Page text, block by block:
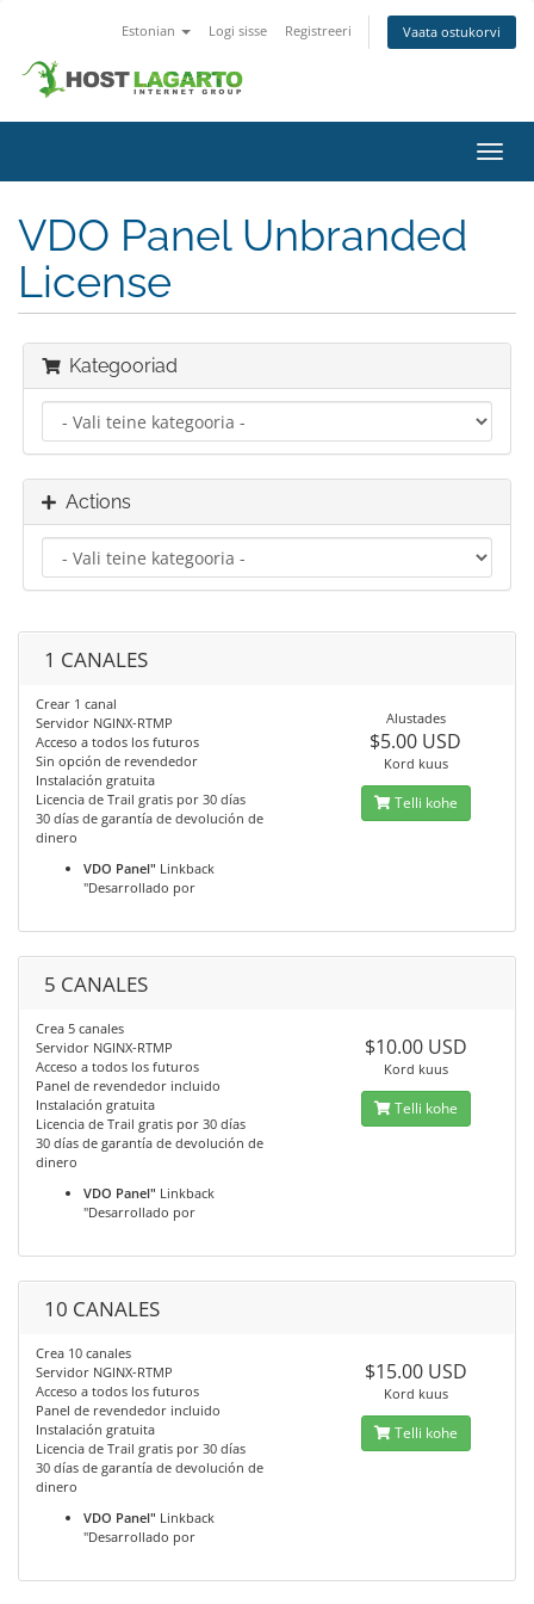
Estonian Logi sisse Registreeri Vaata ostukorvi
VDO Panel Unbranded
License
Kategooriad
Actions
1 CANALES
Crear 1 canal
Servidor NGINX-RTMP
Acceso a todos los futuros
Sin opción de revendedor
Instalación gratuita
Licencia de Trail gratis por 30 días
30 días de garantía de devolución de
dinero
VDO Panel" Linkback
"Desarrollado por
Alustades
$5.00 USD
Kord kuus
Telli kohe
5 CANALES
Crea 5 canales
Servidor NGINX-RTMP
Acceso a todos los futuros
Panel de revendedor incluido
Instalación gratuita
Licencia de Trail gratis por 30 días
30 días de garantía de devolución de
dinero
VDO Panel" Linkback
"Desarrollado por
$10.00 USD
Kord kuus
Telli kohe
10 CANALES
Crea 10 canales
Servidor NGINX-RTMP
Acceso a todos los futuros
Panel de revendedor incluido
Instalación gratuita
Licencia de Trail gratis por 30 días
30 días de garantía de devolución de
dinero
VDO Panel" Linkback
"Desarrollado por
$15.00 USD
Kord kuus
Telli kohe